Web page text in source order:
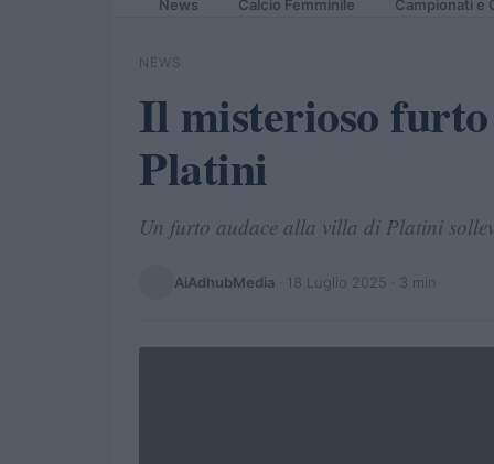
News Calcio Femminile Campionati e
NEWS
Il misterioso
Platini
Un furto audace alla villa di Platini
AiAdhubMedia 18 Luglio 2025 · 3 min